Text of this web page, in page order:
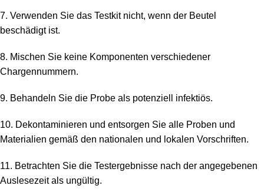
7. Verwenden Sie das Testkit nicht, wenn der Beutel
beschädigt ist.
8. Mischen Sie keine Komponenten verschiedener
Chargennummern.
9. Behandeln Sie die Probe als potenziell infektiös.
10. Dekontaminieren und entsorgen Sie alle Proben und
Materialien gemäß den nationalen und lokalen Vorschriften.
11. Betrachten Sie die Testergebnisse nach der angegebenen
Auslesezeit als ungültig.